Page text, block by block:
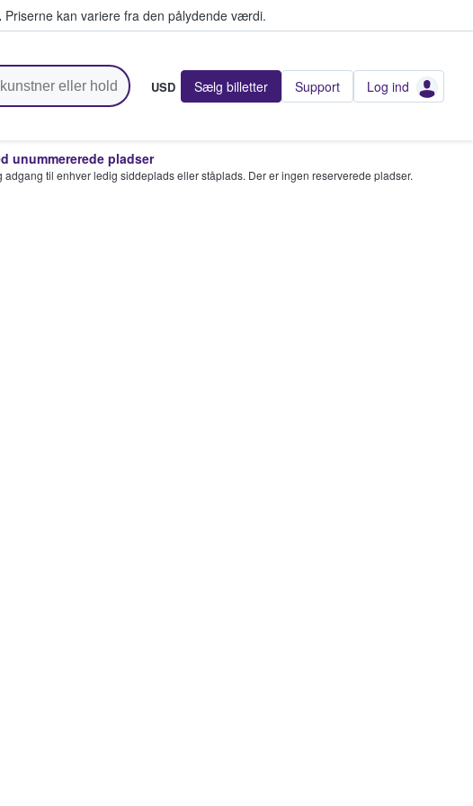
Priserne kan variere fra den pålydende værdi.
USD Sælg billetter Support Log ind
unummererede pladser
adgang til enhver ledig siddeplads eller ståplads. Der er ingen reserverede pladser.